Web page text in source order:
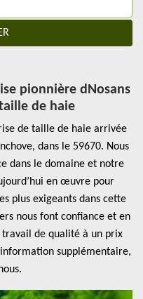
pionnière dNosans
de haie
de taille de haie arrivée
dans le 59670. Nous
dans le domaine et notre
en œuvre pour
plus exigeants dans cette
nous font confiance et en
travail de qualité à un prix
supplémentaire,